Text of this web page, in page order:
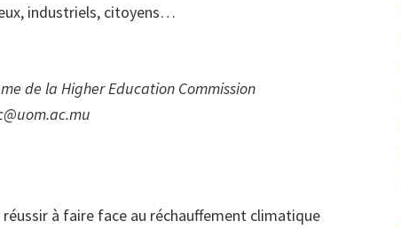
industriels, citoyens…
de la Higher Education Commission
à faire face au réchauffement climatique